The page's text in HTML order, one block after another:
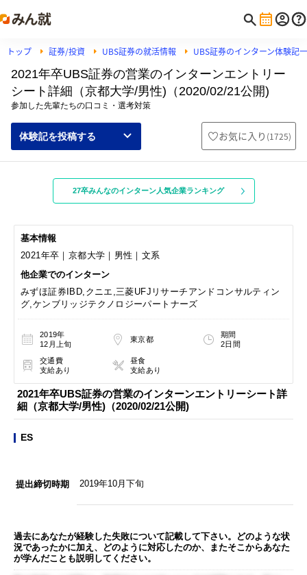
トップ 証券/投資 UBS証券の就活情報 UBS証券のインターン体験記
2021年卒UBS証券の営業のインターンエントリー
シート詳細（京都大学/男性)（2020/02/21公開)
参加した先輩たちの口コミ・選考対策
体験記を投稿する お気に入り (1725)
27卒みんなのインターン人気企業ランキング
基本情報
2021年卒｜京都大学｜男性｜文系
他企業でのインターン
みずほ証券IBD,クニエ,三菱UFJリサーチアンドコンサルティン
グ,ケンブリッジテクノロジーパートナーズ
2019年
12月上旬
東京都
期間
2日間
交通費
支給あり
昼食
支給あり
2021年卒UBS証券の営業のインターンエントリーシート詳
細（京都大学/男性)（2020/02/21公開)
ES
提出締切時期 2019年10月下旬
過去にあなたが経験した失敗について記載して下さい。どのような状
況であったかに加え、どのように対応したのか、またそこからあなた
が学んだことも説明してください。